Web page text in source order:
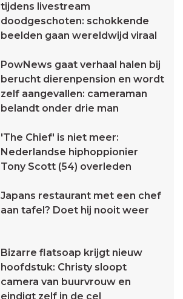
tijdens livestream
doodgeschoten: schokkende
beelden gaan wereldwijd viraal
PowNews gaat verhaal halen bij
berucht dierenpension en wordt
zelf aangevallen: cameraman
belandt onder drie man
'The Chief' is niet meer:
Nederlandse hiphoppionier
Tony Scott (54) overleden
Japans restaurant met een chef
aan tafel? Doet hij nooit weer
Bizarre flatsoap krijgt nieuw
hoofdstuk: Christy sloopt
camera van buurvrouw en
eindigt zelf in de cel